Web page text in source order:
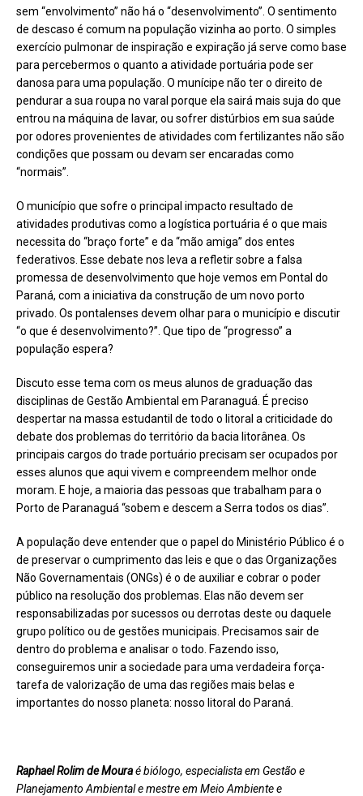
sem “envolvimento” não há o “desenvolvimento”. O sentimento
de descaso é comum na população vizinha ao porto. O simples
exercício pulmonar de inspiração e expiração já serve como base
para percebermos o quanto a atividade portuária pode ser
danosa para uma população. O munícipe não ter o direito de
pendurar a sua roupa no varal porque ela sairá mais suja do que
entrou na máquina de lavar, ou sofrer distúrbios em sua saúde
por odores provenientes de atividades com fertilizantes não são
condições que possam ou devam ser encaradas como
“normais”.
O município que sofre o principal impacto resultado de
atividades produtivas como a logística portuária é o que mais
necessita do “braço forte” e da “mão amiga” dos entes
federativos. Esse debate nos leva a refletir sobre a falsa
promessa de desenvolvimento que hoje vemos em Pontal do
Paraná, com a iniciativa da construção de um novo porto
privado. Os pontalenses devem olhar para o município e discutir
“o que é desenvolvimento?”. Que tipo de “progresso” a
população espera?
Discuto esse tema com os meus alunos de graduação das
disciplinas de Gestão Ambiental em Paranaguá. É preciso
despertar na massa estudantil de todo o litoral a criticidade do
debate dos problemas do território da bacia litorânea. Os
principais cargos do trade portuário precisam ser ocupados por
esses alunos que aqui vivem e compreendem melhor onde
moram. E hoje, a maioria das pessoas que trabalham para o
Porto de Paranaguá “sobem e descem a Serra todos os dias”.
A população deve entender que o papel do Ministério Público é o
de preservar o cumprimento das leis e que o das Organizações
Não Governamentais (ONGs) é o de auxiliar e cobrar o poder
público na resolução dos problemas. Elas não devem ser
responsabilizadas por sucessos ou derrotas deste ou daquele
grupo político ou de gestões municipais. Precisamos sair de
dentro do problema e analisar o todo. Fazendo isso,
conseguiremos unir a sociedade para uma verdadeira força-
tarefa de valorização de uma das regiões mais belas e
importantes do nosso planeta: nosso litoral do Paraná.
Raphael Rolim de Mouraé biólogo, especialista em Gestão e
Planejamento Ambiental e mestre em Meio Ambiente e